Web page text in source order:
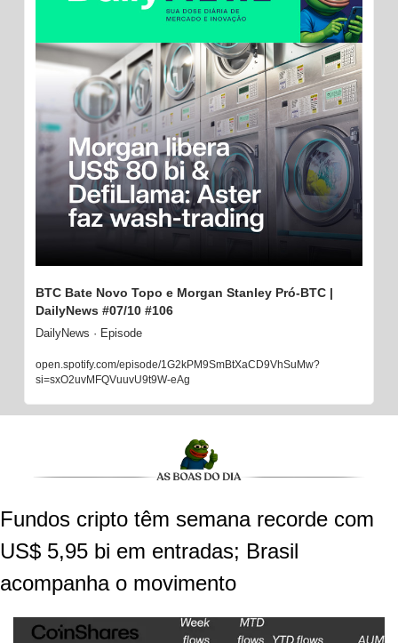
BTC Bate Novo Topo e Morgan Stanley Pró-BTC |
DailyNews #07/10 #106
DailyNews · Episode
open.spotify.com/episode/1G2kPM9SmBtXaCD9VhSuMw?
si=sxO2uvMFQVuuvU9t9W-eAg
Fundos cripto têm semana recorde com
US$ 5,95 bi em entradas; Brasil
acompanha o movimento